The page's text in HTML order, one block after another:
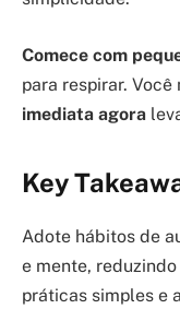
Comece com
para respirar.
imediata agora
Key
Adote hábitos de
e mente,
práticas simples e